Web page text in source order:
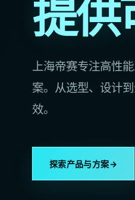
提供
上海帝赛专注高性
案。从选型、设计
效。
探索产品与方案→